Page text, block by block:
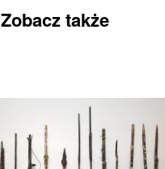
Zobacz także